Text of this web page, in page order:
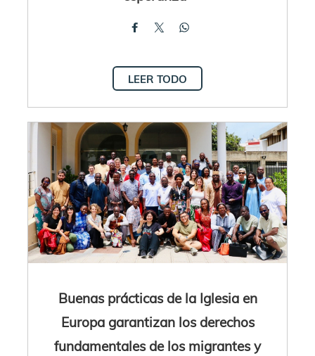
LEER TODO
Buenas prácticas de la Iglesia en
Europa garantizan los derechos
fundamentales de los migrantes y